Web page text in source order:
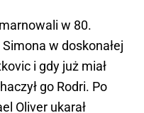
w 80.
w doskonałej
i gdy już miał
go Rodri. Po
Oliver ukarał